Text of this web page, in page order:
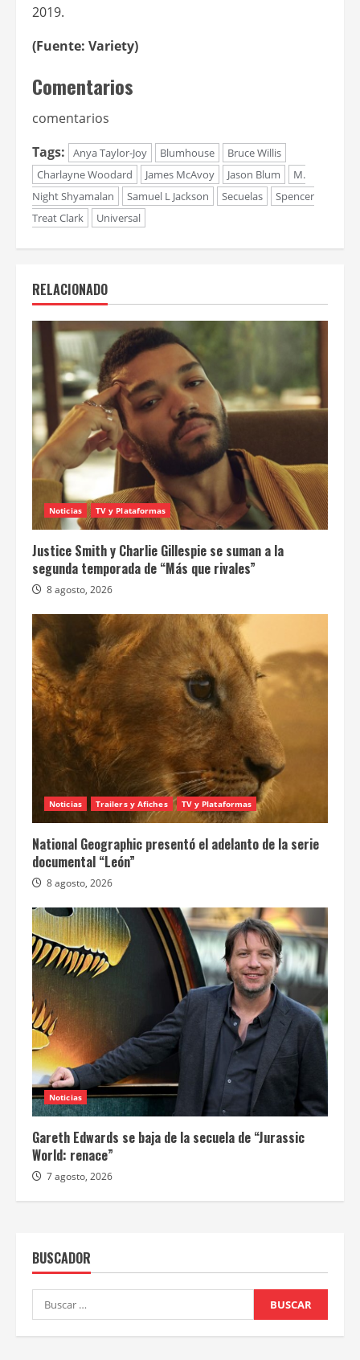
2019.
(Fuente: Variety)
Comentarios
comentarios
Tags:
Anya Taylor-Joy Blumhouse
Bruce Willis
Charlayne Woodard
James McAvoy Jason Blum
M.
Night Shyamalan
Samuel L Jackson Secuelas
Spencer
Treat Clark
Universal
RELACIONADO
Noticias TV y Plataformas
Justice Smith y Charlie Gillespie se suman a la
segunda temporada de “Más que rivales”
8 agosto, 2026
Noticias Trailers y Afiches TV y Plataformas
National Geographic presentó el adelanto de la serie
documental “León”
8 agosto, 2026
Noticias
Gareth Edwards se baja de la secuela de “Jurassic
World: renace”
7 agosto, 2026
BUSCADOR
Buscar: